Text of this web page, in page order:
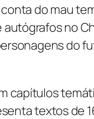
do mau
no
do
capítulos
textos de